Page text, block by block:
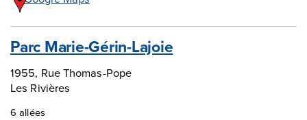
Parc Marie-Gérin-Lajoie
1955, Rue Thomas-Pope
Les Rivières
6 allées